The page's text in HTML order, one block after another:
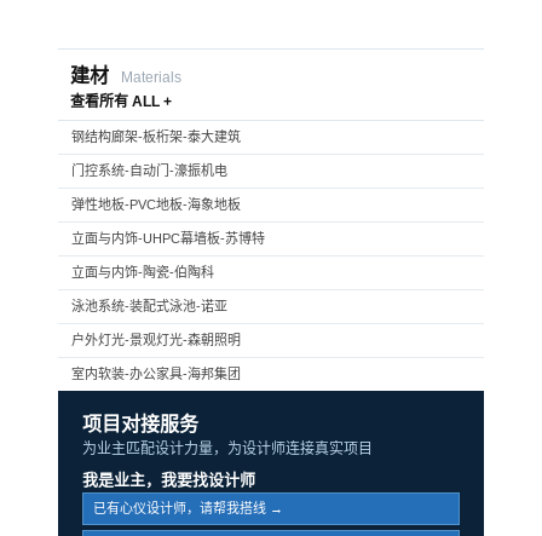
建材
Materials
查看所有 ALL +
钢结构廊架-板桁架-泰大建筑
门控系统-自动门-濠振机电
弹性地板-PVC地板-海象地板
立面与内饰-UHPC幕墙板-苏博特
立面与内饰-陶瓷-伯陶科
泳池系统-装配式泳池-诺亚
户外灯光-景观灯光-森朝照明
室内软装-办公家具-海邦集团
项目对接服务
为业主匹配设计力量，为设计师连接真实项目
我是业主，我要找设计师
已有心仪设计师，请帮我搭线 →